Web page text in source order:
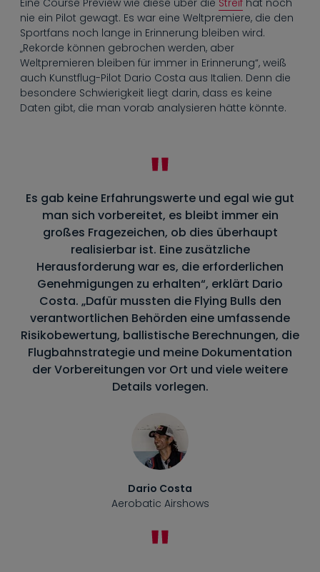
Eine Course Preview wie diese über die Streif hat noch
nie ein Pilot gewagt. Es war eine Weltpremiere, die den
Sportfans noch lange in Erinnerung bleiben wird.
„Rekorde können gebrochen werden, aber
Weltpremieren bleiben für immer in Erinnerung“, weiß
auch Kunstflug-Pilot Dario Costa aus Italien. Denn die
besondere Schwierigkeit liegt darin, dass es keine
Daten gibt, die man vorab analysieren hätte könnte.
Es gab keine Erfahrungswerte und egal wie gut
man sich vorbereitet, es bleibt immer ein
großes Fragezeichen, ob dies überhaupt
realisierbar ist. Eine zusätzliche
Herausforderung war es, die erforderlichen
Genehmigungen zu erhalten“, erklärt Dario
Costa. „Dafür mussten die Flying Bulls den
verantwortlichen Behörden eine umfassende
Risikobewertung, ballistische Berechnungen, die
Flugbahnstrategie und meine Dokumentation
der Vorbereitungen vor Ort und viele weitere
Details vorlegen.
Dario Costa
Aerobatic Airshows